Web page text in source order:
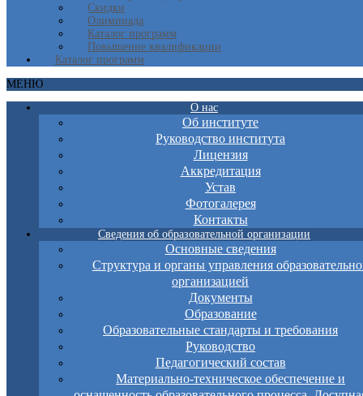
Скидки
Олимпиада
Каталог программ
Повышение квалификации
Каталог программ
МЕНЮ
О нас
Об институте
Руководство института
Лицензия
Аккредитация
Устав
Фотогалерея
Контакты
Сведения об образовательной организации
Основные сведения
Структура и органы управления
организацией
Документы
Образование
Образовательные стандарты и требования
Руководство
Педагогический состав
Материально-техническое обеспечение и